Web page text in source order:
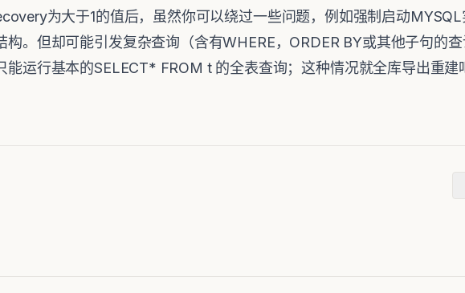
为大于1的值后，虽然你可以绕过一些问题，例如强制启动MYSQL
。但却可能引发复杂查询（含有WHERE，ORDER BY或其他子句的查
能运行基本的SELECT* FROM t 的全表查询；这种情况就全库导出重建